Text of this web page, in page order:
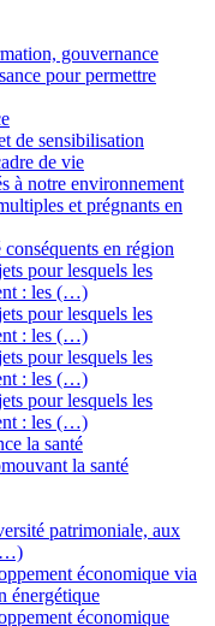
gouvernance
pour permettre
de sensibilisation
de vie
à notre environnement
et prégnants en
en région
pour lesquels les
: les (…)
pour lesquels les
: les (…)
pour lesquels les
: les (…)
pour lesquels les
: les (…)
la santé
la santé
patrimoniale, aux
économique via
énergétique
économique